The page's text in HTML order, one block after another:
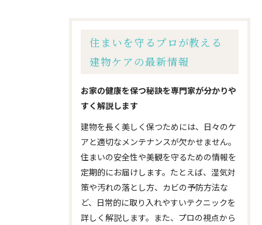
住まいを守るプロが教える
建物ケアの最新情報
お家の健康を保つ秘訣を専門家が分かりや
すく解説します
建物を長く美しく保つためには、日々のケ
アと適切なメンテナンスが欠かせません。
住まいの安全性や美観を守るための情報を
定期的にお届けします。たとえば、湿気対
策や汚れの落とし方、カビの予防方法な
ど、日常的に取り入れやすいテクニックを
詳しく解説します。また、プロの視点から